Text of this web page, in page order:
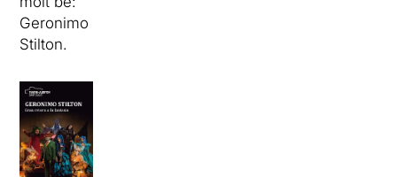
Geronimo
Stilton.